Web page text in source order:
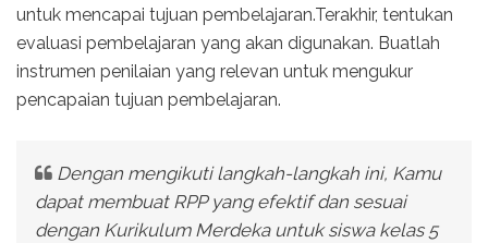
untuk mencapai tujuan pembelajaran.Terakhir, tentukan
evaluasi pembelajaran yang akan digunakan. Buatlah
instrumen penilaian yang relevan untuk mengukur
pencapaian tujuan pembelajaran.
Dengan mengikuti langkah-langkah ini, Kamu
dapat membuat RPP yang efektif dan sesuai
dengan Kurikulum Merdeka untuk siswa kelas 5